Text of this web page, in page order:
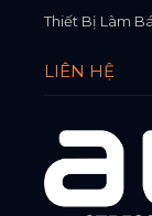
Thiết Bị Làm
LIÊN HỆ